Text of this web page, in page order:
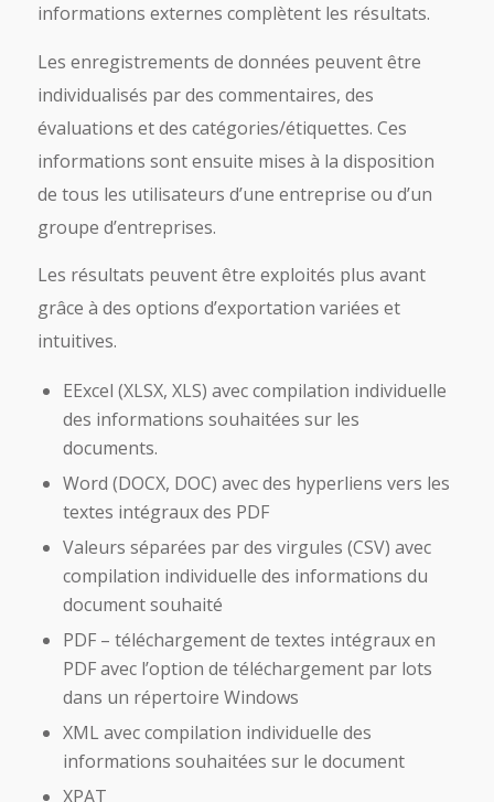
informations externes complètent les résultats.
Les enregistrements de données peuvent être
individualisés par des commentaires, des
évaluations et des catégories/étiquettes. Ces
informations sont ensuite mises à la disposition
de tous les utilisateurs d’une entreprise ou d’un
groupe d’entreprises.
Les résultats peuvent être exploités plus avant
grâce à des options d’exportation variées et
intuitives.
EExcel (XLSX, XLS) avec compilation individuelle
des informations souhaitées sur les
documents.
Word (DOCX, DOC) avec des hyperliens vers les
textes intégraux des PDF
Valeurs séparées par des virgules (CSV) avec
compilation individuelle des informations du
document souhaité
PDF – téléchargement de textes intégraux en
PDF avec l’option de téléchargement par lots
dans un répertoire Windows
XML avec compilation individuelle des
informations souhaitées sur le document
XPAT